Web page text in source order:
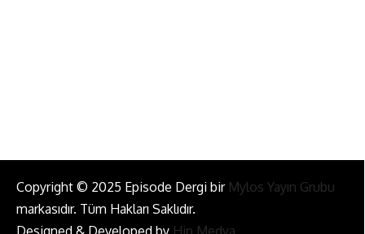
Copyright © 2025 Episode Dergi bir Mylos Yayın Grubu
markasıdır. Tüm Hakları Saklıdır.
Designed & Developed by Hip Medya